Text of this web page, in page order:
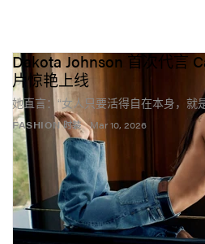
FASHION 时装
Dakota Johnson 首次代言
片惊艳上线
她直言：“女人只要活得自在本身，就
Mar 10, 2026